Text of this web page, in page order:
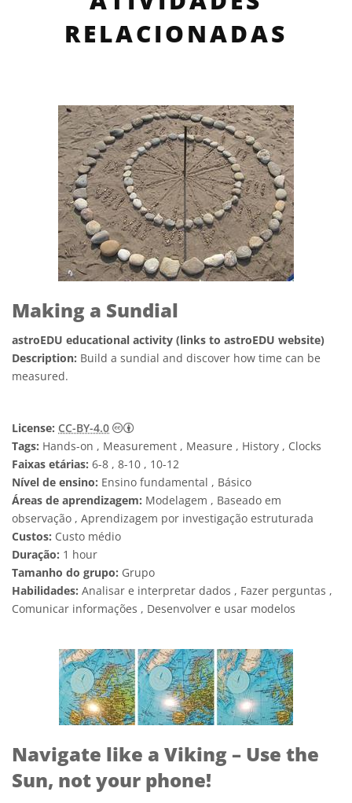
RELACIONADAS
Making a Sundial
astroEDU educational activity (links to astroEDU website)
Description: Build a sundial and discover how time can be
measured.
License: CC-BY-4.0
Creative Commons Attribution 4.0
Tags: Hands-on , Measurement , Measure , History , Clocks
Faixas etárias: 6-8 , 8-10 , 10-12
Nível de ensino: Ensino fundamental , Básico
Áreas de aprendizagem: Modelagem , Baseado em
observação , Aprendizagem por investigação estruturada
Custos: Custo médio
Duração: 1 hour
Tamanho do grupo: Grupo
Habilidades: Analisar e interpretar dados , Fazer perguntas ,
Comunicar informações , Desenvolver e usar modelos
Navigate like a Viking – Use the
Sun, not your phone!